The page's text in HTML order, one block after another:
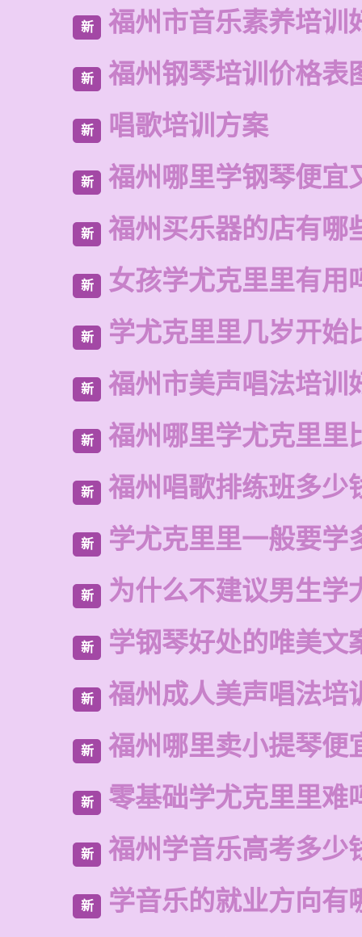
新 福州市音乐素养培训
新 福州钢琴培训价格表
新 唱歌培训方案
新 福州哪里学钢琴便宜
新 福州买乐器的店有哪
新 女孩学尤克里里有用
新 学尤克里里几岁开始
新 福州市美声唱法培训
新 福州哪里学尤克里里
新 福州唱歌排练班多少
新 学尤克里里一般要学
新 为什么不建议男生学
新 学钢琴好处的唯美文
新 福州成人美声唱法培
新 福州哪里卖小提琴便
新 零基础学尤克里里难
新 福州学音乐高考多少
新 学音乐的就业方向有